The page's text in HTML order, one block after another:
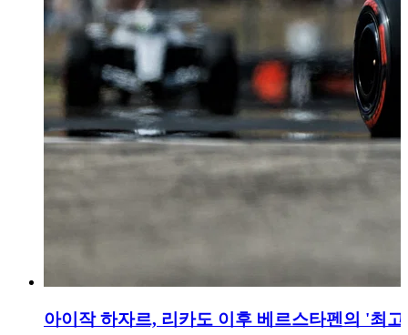
아이작 하자르, 리카도 이후 베르스타펜의 '최